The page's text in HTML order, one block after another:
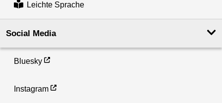
Leichte Sprache
Social Media
Bluesky
Instagram